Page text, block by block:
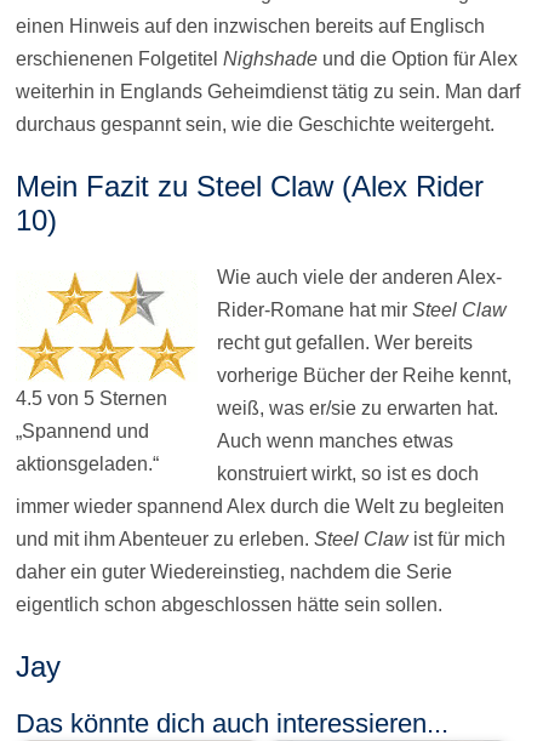
einen Hinweis auf den inzwischen bereits auf Englisch
erschienenen Folgetitel Nighshade und die Option für Alex
weiterhin in Englands Geheimdienst tätig zu sein. Man darf
durchaus gespannt sein, wie die Geschichte weitergeht.
Mein Fazit zu Steel Claw (Alex Rider
10)
4.5 von 5 Sternen
„Spannend und
aktionsgeladen.“
Wie auch viele der anderen Alex-
Rider-Romane hat mir Steel Claw
recht gut gefallen. Wer bereits
vorherige Bücher der Reihe kennt,
weiß, was er/sie zu erwarten hat.
Auch wenn manches etwas
konstruiert wirkt, so ist es doch
immer wieder spannend Alex durch die Welt zu begleiten
und mit ihm Abenteuer zu erleben. Steel Clawist für mich
daher ein guter Wiedereinstieg, nachdem die Serie
eigentlich schon abgeschlossen hätte sein sollen.
Jay
Das könnte dich auch interessieren...